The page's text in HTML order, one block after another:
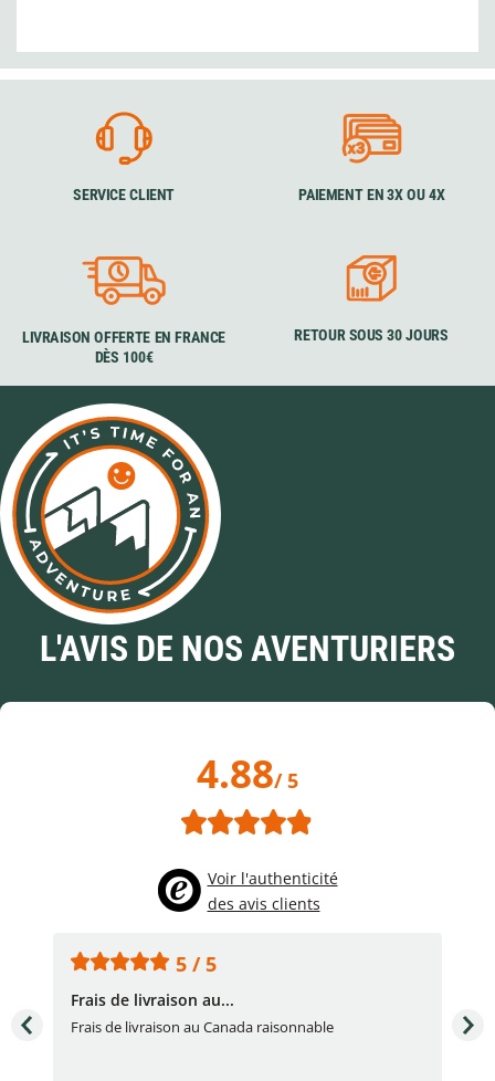
SERVICE CLIENT PAIEMENT EN 3X OU 4X
LIVRAISON OFFERTE EN FRANCE
DÈS 100€
RETOUR SOUS 30 JOURS
L'AVIS DE NOS AVENTURIERS
4.88/ 5
Voir l'authenticité
des avis clients
5 / 5
Frais de livraison au...
Frais de livraison au Canada raisonnable